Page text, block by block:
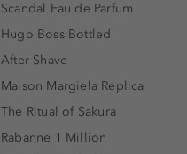
Scandal Eau de Parfum
Hugo Boss Bottled
After Shave
Maison Margiela Replica
The Ritual of Sakura
Rabanne 1 Million